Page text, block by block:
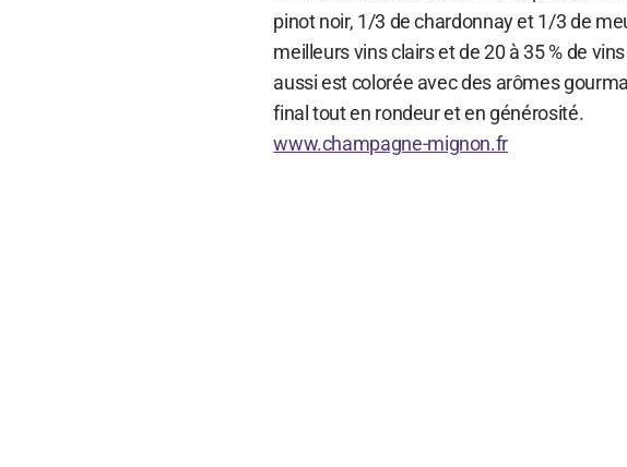
pinot noir, 1/3 de chardonnay et 1/3 de
meilleurs vins clairs et de 20 à 35 % de
aussi est colorée avec des arômes
final tout en rondeur et en générosité.
www.champagne-mignon.fr